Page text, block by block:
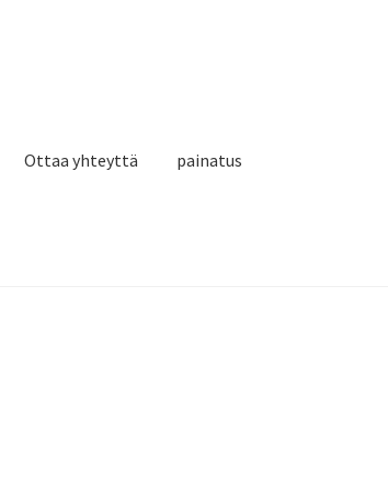
Ottaa yhteyttä painatus